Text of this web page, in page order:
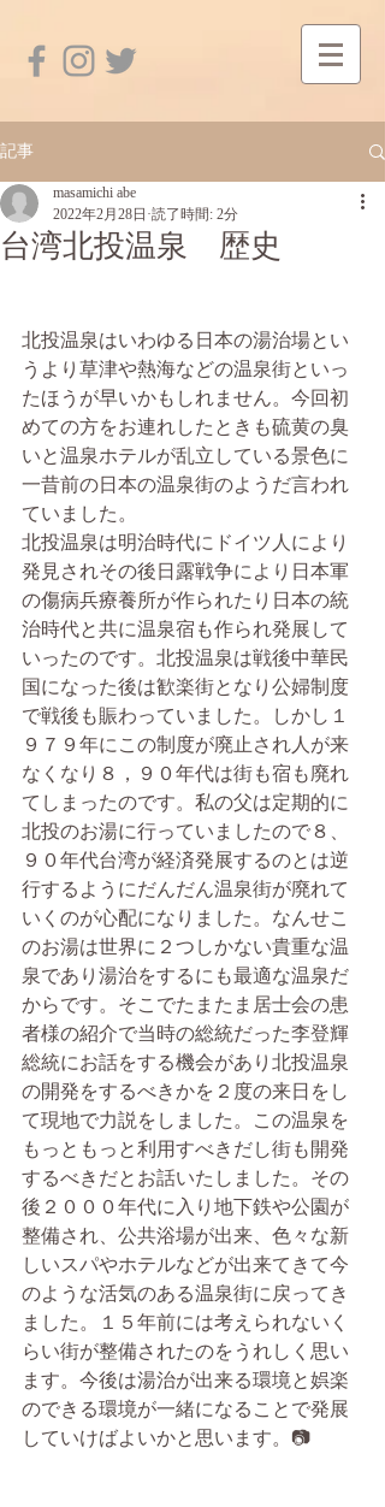
記事
台湾北投温泉 歴史
masamichi abe
2022年2月28日 読了時間: 2分
北投温泉はいわゆる日本の湯治場とい
うより草津や熱海などの温泉街といっ
たほうが早いかもしれません。今回初
めての方をお連れしたときも硫黄の臭
いと温泉ホテルが乱立している景色に
一昔前の日本の温泉街のようだ言われ
ていました。
北投温泉は明治時代にドイツ人により
発見されその後日露戦争により日本軍
の傷病兵療養所が作られたり日本の統
治時代と共に温泉宿も作られ発展して
いったのです。北投温泉は戦後中華民
国になった後は歓楽街となり公婦制度
で戦後も賑わっていました。しかし１
９７９年にこの制度が廃止され人が来
なくなり８，９０年代は街も宿も廃れ
てしまったのです。私の父は定期的に
北投のお湯に行っていましたので８、
９０年代台湾が経済発展するのとは逆
行するようにだんだん温泉街が廃れて
いくのが心配になりました。なんせこ
のお湯は世界に２つしかない貴重な温
泉であり湯治をするにも最適な温泉だ
からです。そこでたまたま居士会の患
者様の紹介で当時の総統だった李登輝
総統にお話をする機会があり北投温泉
の開発をするべきかを２度の来日をし
て現地で力説をしました。この温泉を
もっともっと利用すべきだし街も開発
するべきだとお話いたしました。その
後２０００年代に入り地下鉄や公園が
整備され、公共浴場が出来、色々な新
しいスパやホテルなどが出来てきて今
のような活気のある温泉街に戻ってき
ました。１５年前には考えられないく
らい街が整備されたのをうれしく思い
ます。今後は湯治が出来る環境と娯楽
のできる環境が一緒になることで発展
していけばよいかと思います。📷